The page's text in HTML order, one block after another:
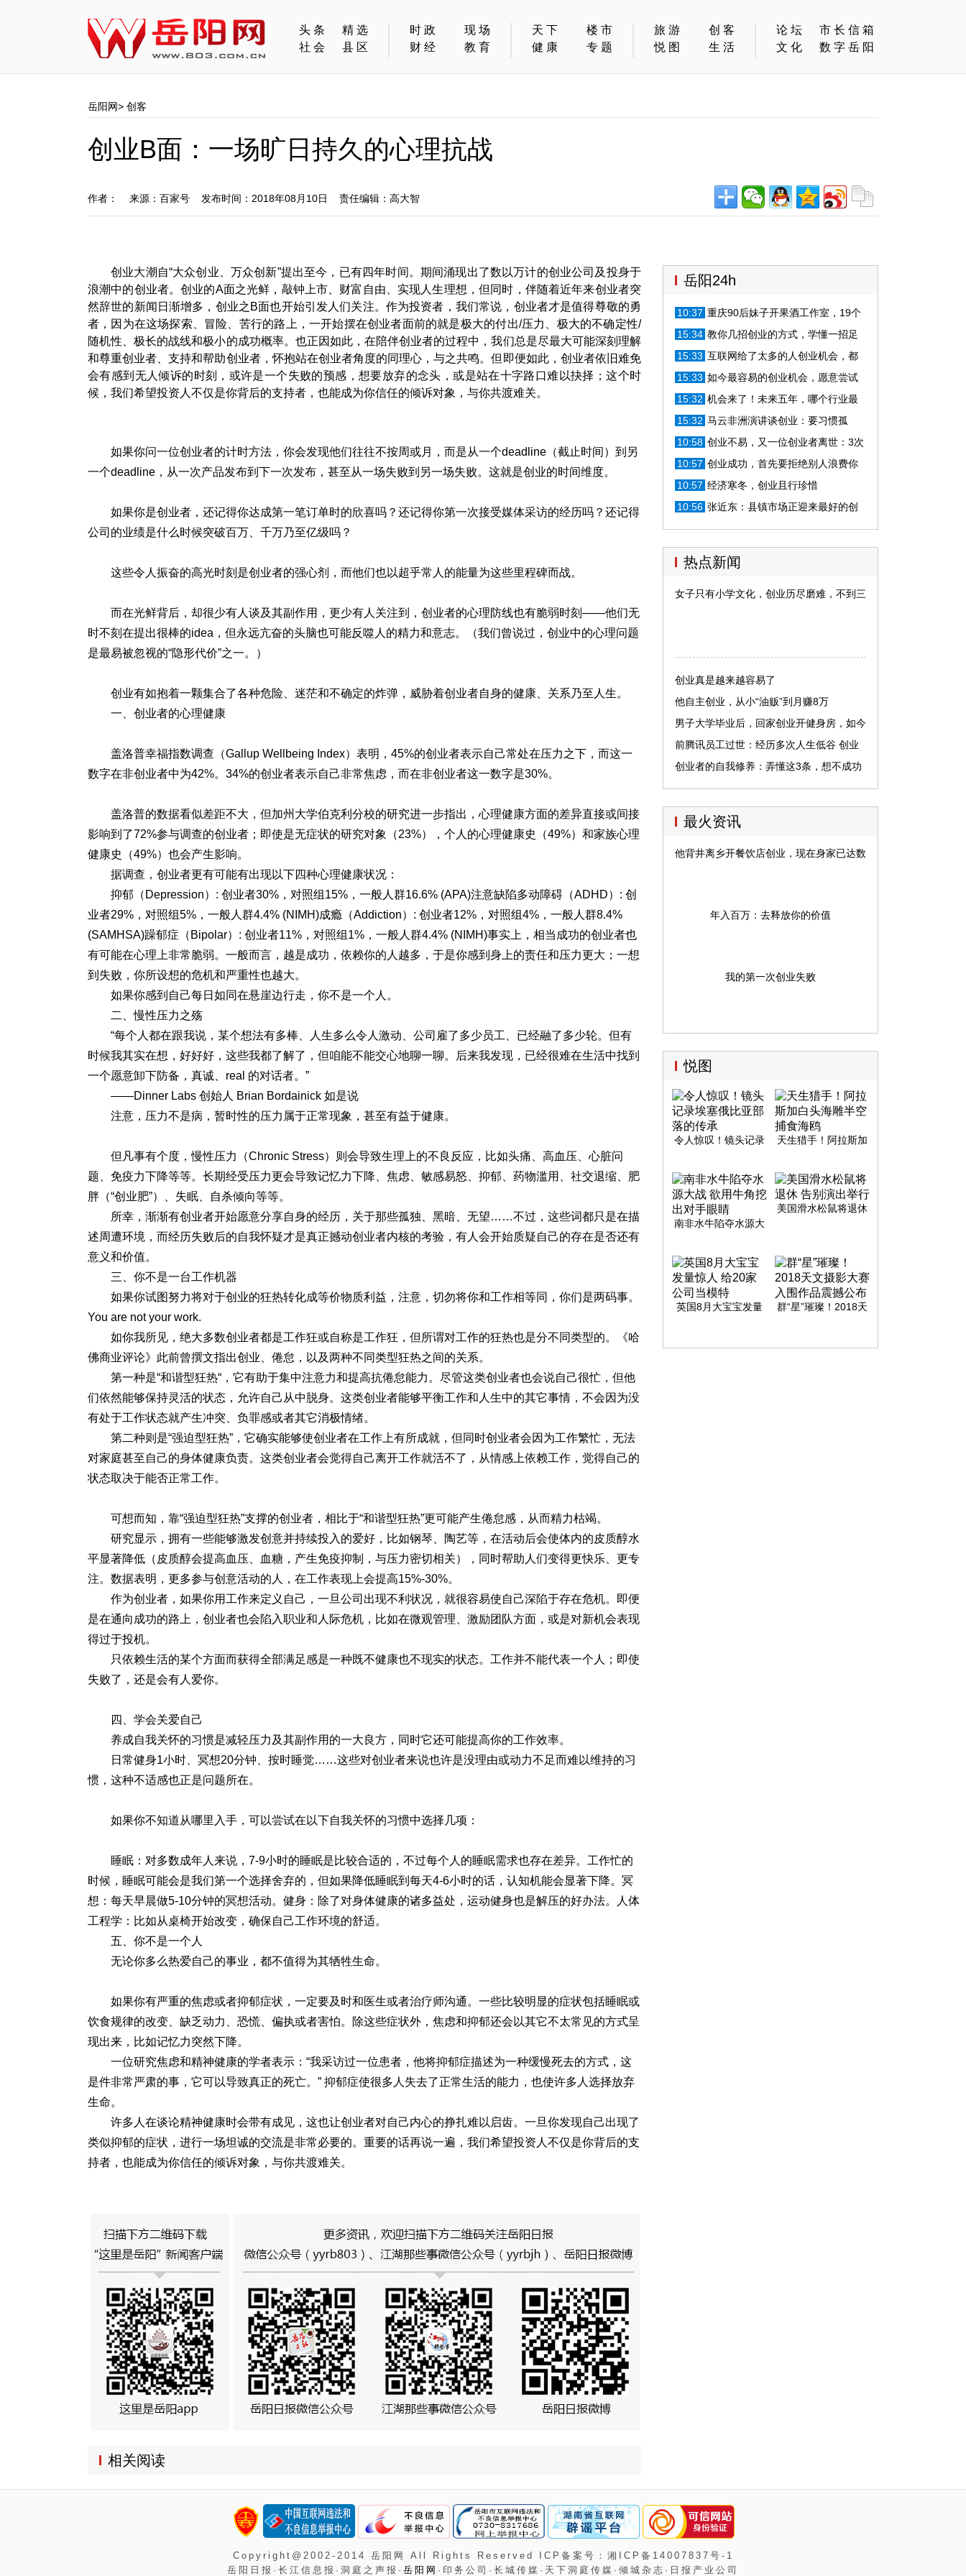
头条
精选
社会
县区
时政
现场
财经
教育
天下
楼市
健康
专题
旅游
创客
悦图
生活
论坛
市长信箱
文化
数字岳阳
岳阳网> 创客
创业B面：一场旷日持久的心理抗战
作者： 来源：百家号 发布时间：2018年08月10日 责任编辑：高大智
创业大潮自“大众创业、万众创新”提出至今，已有四年时间。期间涌现出了数以万计的创业公司及投身于
浪潮中的创业者。创业的A面之光鲜，敲钟上市、财富自由、实现人生理想，但同时，伴随着近年来创业者突
然辞世的新闻日渐增多，创业之B面也开始引发人们关注。作为投资者，我们常说，创业者才是值得尊敬的勇
者，因为在这场探索、冒险、苦行的路上，一开始摆在创业者面前的就是极大的付出/压力、极大的不确定性/
随机性、极长的战线和极小的成功概率。也正因如此，在陪伴创业者的过程中，我们总是尽最大可能深刻理解
和尊重创业者、支持和帮助创业者，怀抱站在创业者角度的同理心，与之共鸣。但即便如此，创业者依旧难免
会有感到无人倾诉的时刻，或许是一个失败的预感，想要放弃的念头，或是站在十字路口难以抉择；这个时
候，我们希望投资人不仅是你背后的支持者，也能成为你信任的倾诉对象，与你共渡难关。
如果你问一位创业者的计时方法，你会发现他们往往不按周或月，而是从一个deadline（截止时间）到另
一个deadline，从一次产品发布到下一次发布，甚至从一场失败到另一场失败。这就是创业的时间维度。
如果你是创业者，还记得你达成第一笔订单时的欣喜吗？还记得你第一次接受媒体采访的经历吗？还记得
公司的业绩是什么时候突破百万、千万乃至亿级吗？
这些令人振奋的高光时刻是创业者的强心剂，而他们也以超乎常人的能量为这些里程碑而战。
而在光鲜背后，却很少有人谈及其副作用，更少有人关注到，创业者的心理防线也有脆弱时刻——他们无
时不刻在提出很棒的idea，但永远亢奋的头脑也可能反噬人的精力和意志。（我们曾说过，创业中的心理问题
是最易被忽视的“隐形代价”之一。）
创业有如抱着一颗集合了各种危险、迷茫和不确定的炸弹，威胁着创业者自身的健康、关系乃至人生。
一、创业者的心理健康
盖洛普幸福指数调查（Gallup Wellbeing Index）表明，45%的创业者表示自己常处在压力之下，而这一
数字在非创业者中为42%。34%的创业者表示自己非常焦虑，而在非创业者这一数字是30%。
盖洛普的数据看似差距不大，但加州大学伯克利分校的研究进一步指出，心理健康方面的差异直接或间接
影响到了72%参与调查的创业者；即使是无症状的研究对象（23%），个人的心理健康史（49%）和家族心理
健康史（49%）也会产生影响。
据调查，创业者更有可能有出现以下四种心理健康状况：
抑郁（Depression）: 创业者30%，对照组15%，一般人群16.6% (APA)注意缺陷多动障碍（ADHD）: 创
业者29%，对照组5%，一般人群4.4% (NIMH)成瘾（Addiction）: 创业者12%，对照组4%，一般人群8.4%
(SAMHSA)躁郁症（Bipolar）: 创业者11%，对照组1%，一般人群4.4% (NIMH)事实上，相当成功的创业者也
有可能在心理上非常脆弱。一般而言，越是成功，依赖你的人越多，于是你感到身上的责任和压力更大；一想
到失败，你所设想的危机和严重性也越大。
如果你感到自己每日如同在悬崖边行走，你不是一个人。
二、慢性压力之殇
“每个人都在跟我说，某个想法有多棒、人生多么令人激动、公司雇了多少员工、已经融了多少轮。但有
时候我其实在想，好好好，这些我都了解了，但咱能不能交心地聊一聊。后来我发现，已经很难在生活中找到
一个愿意卸下防备，真诚、real 的对话者。”
——Dinner Labs 创始人 Brian Bordainick 如是说
注意，压力不是病，暂时性的压力属于正常现象，甚至有益于健康。
但凡事有个度，慢性压力（Chronic Stress）则会导致生理上的不良反应，比如头痛、高血压、心脏问
题、免疫力下降等等。长期经受压力更会导致记忆力下降、焦虑、敏感易怒、抑郁、药物滥用、社交退缩、肥
胖（“创业肥”）、失眠、自杀倾向等等。
所幸，渐渐有创业者开始愿意分享自身的经历，关于那些孤独、黑暗、无望……不过，这些词都只是在描
述周遭环境，而经历失败后的自我怀疑才是真正撼动创业者内核的考验，有人会开始质疑自己的存在是否还有
意义和价值。
三、你不是一台工作机器
如果你试图努力将对于创业的狂热转化成等价物质利益，注意，切勿将你和工作相等同，你们是两码事。
You are not your work.
如你我所见，绝大多数创业者都是工作狂或自称是工作狂，但所谓对工作的狂热也是分不同类型的。《哈
佛商业评论》此前曾撰文指出创业、倦怠，以及两种不同类型狂热之间的关系。
第一种是“和谐型狂热“，它有助于集中注意力和提高抗倦怠能力。尽管这类创业者也会说自己很忙，但他
们依然能够保持灵活的状态，允许自己从中脱身。这类创业者能够平衡工作和人生中的其它事情，不会因为没
有处于工作状态就产生冲突、负罪感或者其它消极情绪。
第二种则是“强迫型狂热”，它确实能够使创业者在工作上有所成就，但同时创业者会因为工作繁忙，无法
对家庭甚至自己的身体健康负责。这类创业者会觉得自己离开工作就活不了，从情感上依赖工作，觉得自己的
状态取决于能否正常工作。
可想而知，靠“强迫型狂热”支撑的创业者，相比于“和谐型狂热”更可能产生倦怠感，从而精力枯竭。
研究显示， 拥有一些能够激发创意并持续投入的爱好 ，比如钢琴、陶艺等，在活动后会使体内的皮质醇水
平显著降低（皮质醇会提高血压、血糖，产生免疫抑制，与压力密切相关），同时帮助人们变得更快乐、更专
注。数据表明，更多参与创意活动的人，在工作表现上会提高15%-30%。
作为创业者，如果你用工作来定义自己，一旦公司出现不利状况，就很容易使自己深陷于存在危机。即便
是在通向成功的路上，创业者也会陷入职业和人际危机，比如在微观管理、激励团队方面，或是对新机会表现
得过于投机。
只依赖生活的某个方面而获得全部满足感是一种既不健康也不现实的状态。工作并不能代表一个人；即使
失败了，还是会有人爱你。
四、学会关爱自己
养成自我关怀的习惯是减轻压力及其副作用的一大良方，同时它还可能提高你的工作效率。
日常健身1小时、冥想20分钟、按时睡觉……这些对创业者来说也许是没理由或动力不足而难以维持的习
惯，这种不适感也正是问题所在。
如果你不知道从哪里入手，可以尝试在以下自我关怀的习惯中选择几项：
睡眠：对多数成年人来说，7-9小时的睡眠是比较合适的，不过每个人的睡眠需求也存在差异。工作忙的
时候，睡眠可能会是我们第一个选择舍弃的，但如果降低睡眠到每天4-6小时的话，认知机能会显著下降。冥
想：每天早晨做5-10分钟的冥想活动。健身：除了对身体健康的诸多益处，运动健身也是解压的好办法。人体
工程学：比如从桌椅开始改变，确保自己工作环境的舒适。
五、你不是一个人
无论你多么热爱自己的事业，都不值得为其牺牲生命。
如果你有严重的焦虑或者抑郁症状，一定要及时和医生或者治疗师沟通。一些比较明显的症状包括睡眠或
饮食规律的改变、缺乏动力、恐慌、偏执或者害怕。除这些症状外，焦虑和抑郁还会以其它不太常见的方式呈
现出来，比如记忆力突然下降。
一位研究焦虑和精神健康的学者表示：“我采访过一位患者，他将抑郁症描述为一种缓慢死去的方式，这
是件非常严肃的事，它可以导致真正的死亡。” 抑郁症使很多人失去了正常生活的能力，也使许多人选择放弃
生命。
许多人在谈论精神健康时会带有成见，这也让创业者对自己内心的挣扎难以启齿。一旦你发现自己出现了
类似抑郁的症状，进行一场坦诚的交流是非常必要的。重要的话再说一遍，我们希望投资人不仅是你背后的支
持者，也能成为你信任的倾诉对象，与你共渡难关。
相关阅读
岳阳24h
10:37 重庆90后妹子开果酒工作室，19个
月关闭，创业教训值得一看
15:34 教你几招创业的方式，学懂一招足
够让你财富自由
15:33 互联网给了太多的人创业机会，都
是一个人能够操作的
15:33 如今最容易的创业机会，愿意尝试
的人，让你秒变赚钱高手
15:32 机会来了！未来五年，哪个行业最
值得创业？抓住时机，不得不看！
15:32 马云非洲演讲谈创业：要习惯孤
独，孤独时用左手温暖右手
10:58 创业不易，又一位创业者离世：3次
创业未成功，纵身跳下22层楼
10:57 创业成功，首先要拒绝别人浪费你
的时间
10:57 经济寒冬，创业且行珍惜
10:56 张近东：县镇市场正迎来最好的创
业时期
热点新闻
女子只有小学文化，创业历尽磨难，不到三年时间销售额超600万
创业真是越来越容易了
他自主创业，从小“油贩”到月赚8万
男子大学毕业后，回家创业开健身房，如今
年入百万
前腾讯员工过世：经历多次人生低谷 创业
真心很苦
创业者的自我修养：弄懂这3条，想不成功
都难
最火资讯
他背井离乡开餐饮店创业，现在身家已达数十亿
年入百万：去释放你的价值
我的第一次创业失败
悦图
令人惊叹！镜头记录
天生猎手！阿拉斯加
南非水牛陷夺水源大
美国滑水松鼠将退休
英国8月大宝宝发量
群“星”璀璨！2018天
Copyright@2002-2014 岳阳网 All Rights Reserved ICP备案号：湘ICP备14007837号-1
岳阳日报·长江信息报·洞庭之声报· 岳阳网 ·印务公司·长城传媒·天下洞庭传媒·倾城杂志·日报产业公司